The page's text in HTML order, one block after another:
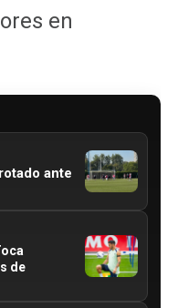
en
ante
de